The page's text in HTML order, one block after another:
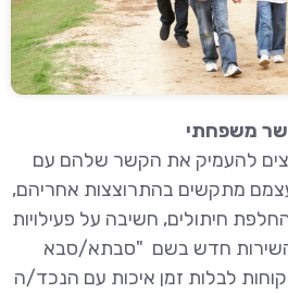
משפחתי
להעמיק את הקשר שלהם עם
מתקשים בהתרוצצות אחריהם,
חיתולים, חשיבה על פעילויות
השירות חדש בשם "סבתא/סבא
לבלות זמן איכות עם הנכד/ה